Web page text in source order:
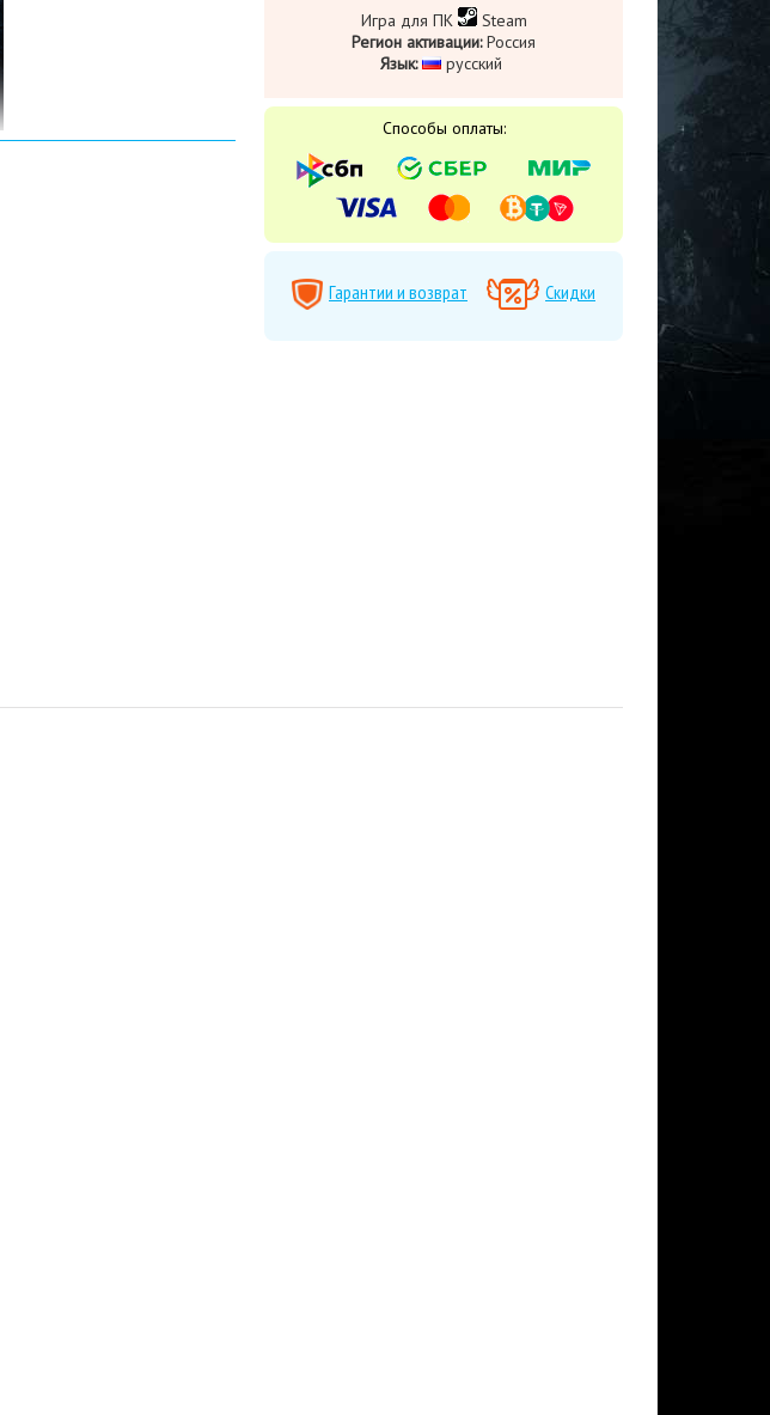
у нас?
Игра для ПК
Steam
Регион активации:Россия
Язык:
русский
Способы оплаты:
Гарантии и возврат Скидки